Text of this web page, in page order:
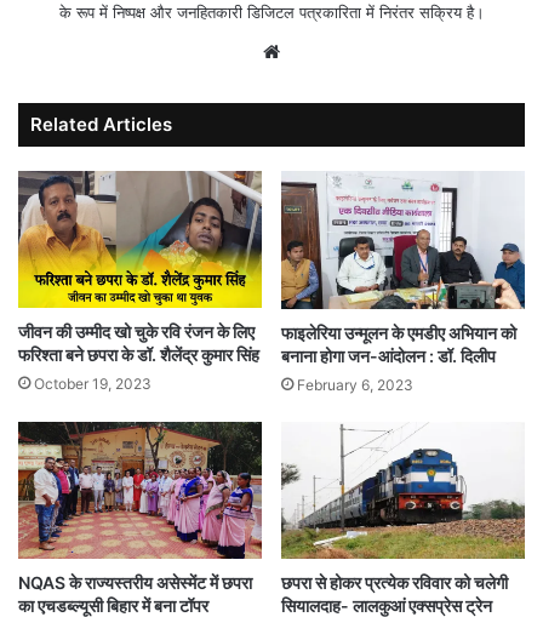
के रूप में निष्पक्ष और जनहितकारी डिजिटल पत्रकारिता में निरंतर सक्रिय है।
Related Articles
जीवन की उम्मीद खो चुके रवि रंजन के लिए
फरिश्ता बने छपरा के डॉ. शैलेंद्र कुमार सिंह
October 19, 2023
फाइलेरिया उन्मूलन के एमडीए अभियान को
बनाना होगा जन-आंदोलन : डॉ. दिलीप
February 6, 2023
NQAS के राज्यस्तरीय असेस्मेंट में छपरा
का एचडब्ल्यूसी बिहार में बना टॉपर
छपरा से होकर प्रत्येक रविवार को चलेगी
सियालदाह- लालकुआं एक्सप्रेस ट्रेन